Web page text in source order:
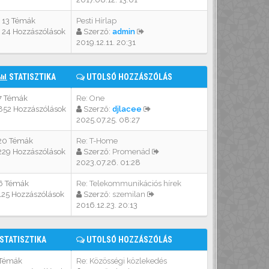
13 Témák
24 Hozzászólások
Pesti Hírlap
Szerző: admin
2019.12.11. 20:31
STATISZTIKA UTOLSÓ HOZZÁSZÓLÁS
Témák
Hozzászólások
Re: One
Szerző: djlacee
2025.07.25. 08:27
Témák
Hozzászólások
Re: T-Home
Szerző: Promenád
2023.07.26. 01:28
Témák
Hozzászólások
Re: Telekommunikációs hírek
Szerző: szemilan
2016.12.23. 20:13
UTOLSÓ HOZZÁSZÓLÁS
Re: Közösségi közlekedés